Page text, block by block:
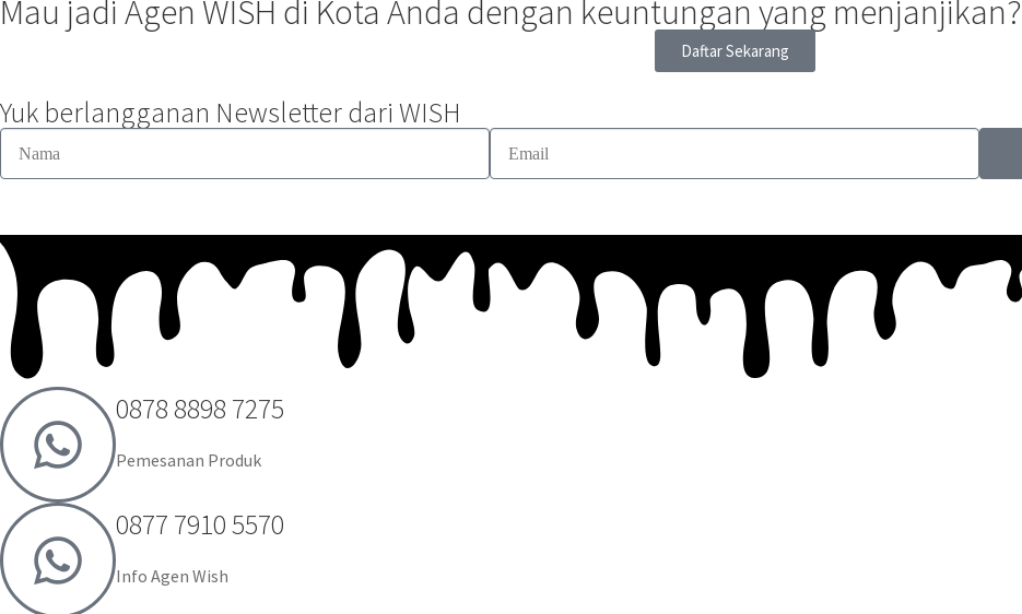
Mau jadi Agen WISH di Kota Anda dengan keuntungan yang menjanjikan?
Daftar Sekarang
Yuk berlangganan Newsletter dari WISH
0878 8898 7275
Pemesanan Produk
0877 7910 5570
Info Agen Wish